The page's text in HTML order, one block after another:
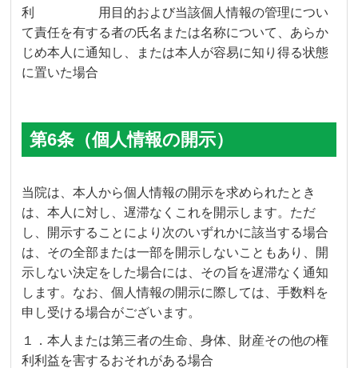
利 用目的および当該個人情報の管理につい
て責任を有する者の氏名または名称について、あらか
じめ本人に通知し、または本人が容易に知り得る状態
に置いた場合
第6条（個人情報の開示）
当院は、本人から個人情報の開示を求められたとき
は、本人に対し、遅滞なくこれを開示します。ただ
し、開示することにより次のいずれかに該当する場合
は、その全部または一部を開示しないこともあり、開
示しない決定をした場合には、その旨を遅滞なく通知
します。なお、個人情報の開示に際しては、手数料を
申し受ける場合がございます。
１．本人または第三者の生命、身体、財産その他の権
利利益を害するおそれがある場合